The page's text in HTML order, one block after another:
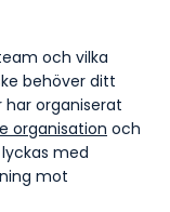
och vilka
behöver ditt
organiserat
organisation och
med
mot